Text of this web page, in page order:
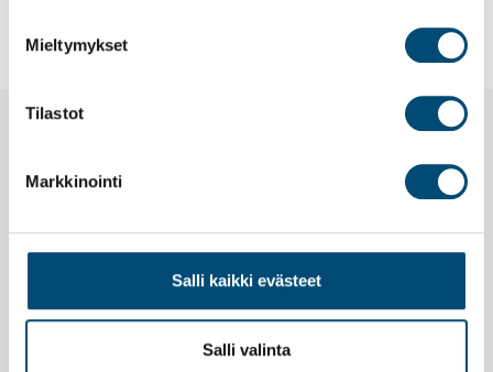
Mieltymykset
Tilastot
Markkinointi
Salli kaikki evästeet
Salli valinta
Puhelinvaihde